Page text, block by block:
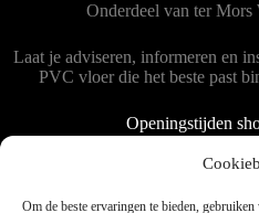
Om de beste ervaringen te bieden,
Onderdeel van ter Mors
Laat je adviseren, informeren en
PVC vloer die het beste past
Openingstijden
Dinsdag tot en met
Zaterdag 9:00